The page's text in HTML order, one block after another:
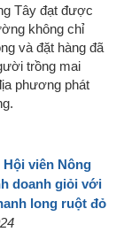
Tây đạt được
không chỉ
và đặt hàng đã
trồng mai
phương phát
Hội viên Nông
doanh giỏi với
long ruột đỏ